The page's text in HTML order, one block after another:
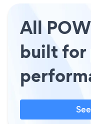
All
built for